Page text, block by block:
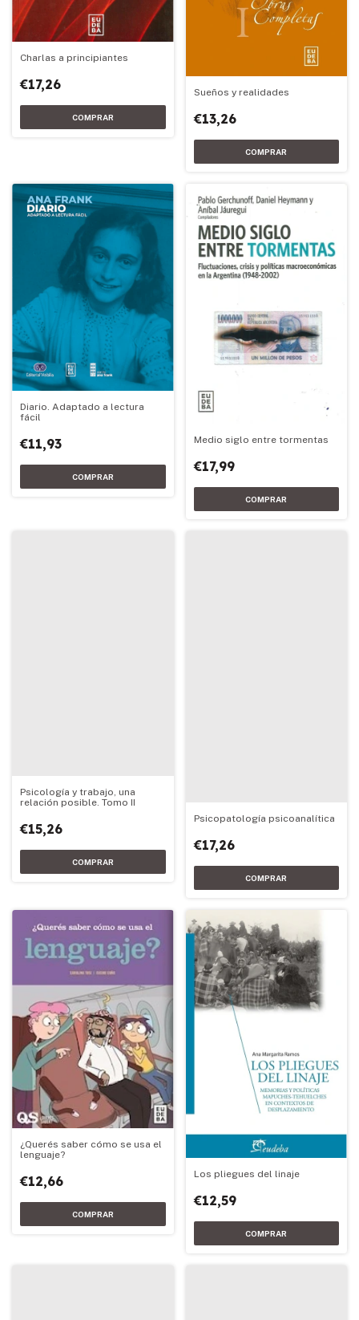
Charlas a principiantes
€17,26
Sueños y realidades
€13,26
Diario. Adaptado a lectura
fácil
€11,93 Medio siglo entre tormentas
€17,99
Psicología y trabajo, una
relación posible. Tomo II
€15,26
Psicopatología psicoanalítica
€17,26
¿Querés saber cómo se usa el
lenguaje?
€12,66 Los pliegues del linaje
€12,59